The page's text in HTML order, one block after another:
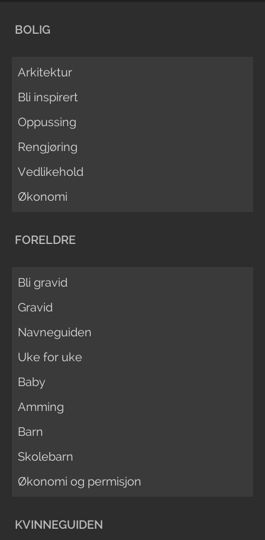
BOLIG
Arkitektur
Bli inspirert
Oppussing
Rengjøring
Vedlikehold
Økonomi
FORELDRE
Bli gravid
Gravid
Navneguiden
Uke for uke
Baby
Amming
Barn
Skolebarn
Økonomi og permisjon
KVINNEGUIDEN